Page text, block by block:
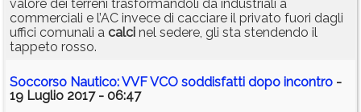
valore dei terreni trasformandoli da industriali a
commerciali e l’AC invece di cacciare il privato fuori dagli
uffici comunali a calci nel sedere, gli sta stendendo il
tappeto rosso.
Soccorso Nautico: VVF VCO soddisfatti dopo incontro -
19 Luglio 2017 - 06:47